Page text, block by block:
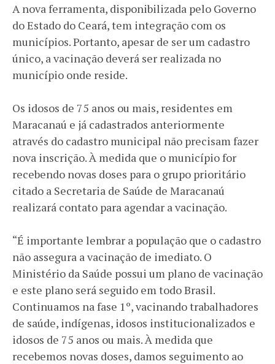
A nova ferramenta, disponibilizada pelo Governo
do Estado do Ceará, tem integração com os
municípios. Portanto, apesar de ser um cadastro
único, a vacinação deverá ser realizada no
município onde reside. ⁣
Os idosos de 75 anos ou mais, residentes em
Maracanaú e já cadastrados anteriormente
através do cadastro municipal não precisam fazer
nova inscrição. À medida que o município for
recebendo novas doses para o grupo prioritário
citado a Secretaria de Saúde de Maracanaú
realizará contato para agendar a vacinação. ⁣
“É importante lembrar a população que o cadastro
não assegura a vacinação de imediato. O
Ministério da Saúde possui um plano de vacinação
e este plano será seguido em todo Brasil.
Continuamos na fase 1º, vacinando trabalhadores
de saúde, indígenas, idosos institucionalizados e
idosos de 75 anos ou mais. À medida que
recebemos novas doses, damos seguimento ao